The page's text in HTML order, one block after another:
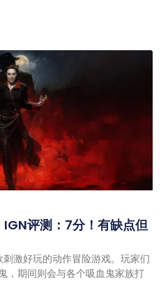
IGN评测：7分！有缺点但
刺激好玩的动作冒险游戏。玩家们
，期间则会与各个吸血鬼家族打